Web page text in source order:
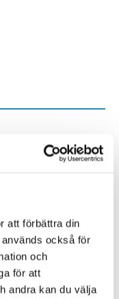
att förbättra din
också för
och
för att
andra kan du välja
282
282